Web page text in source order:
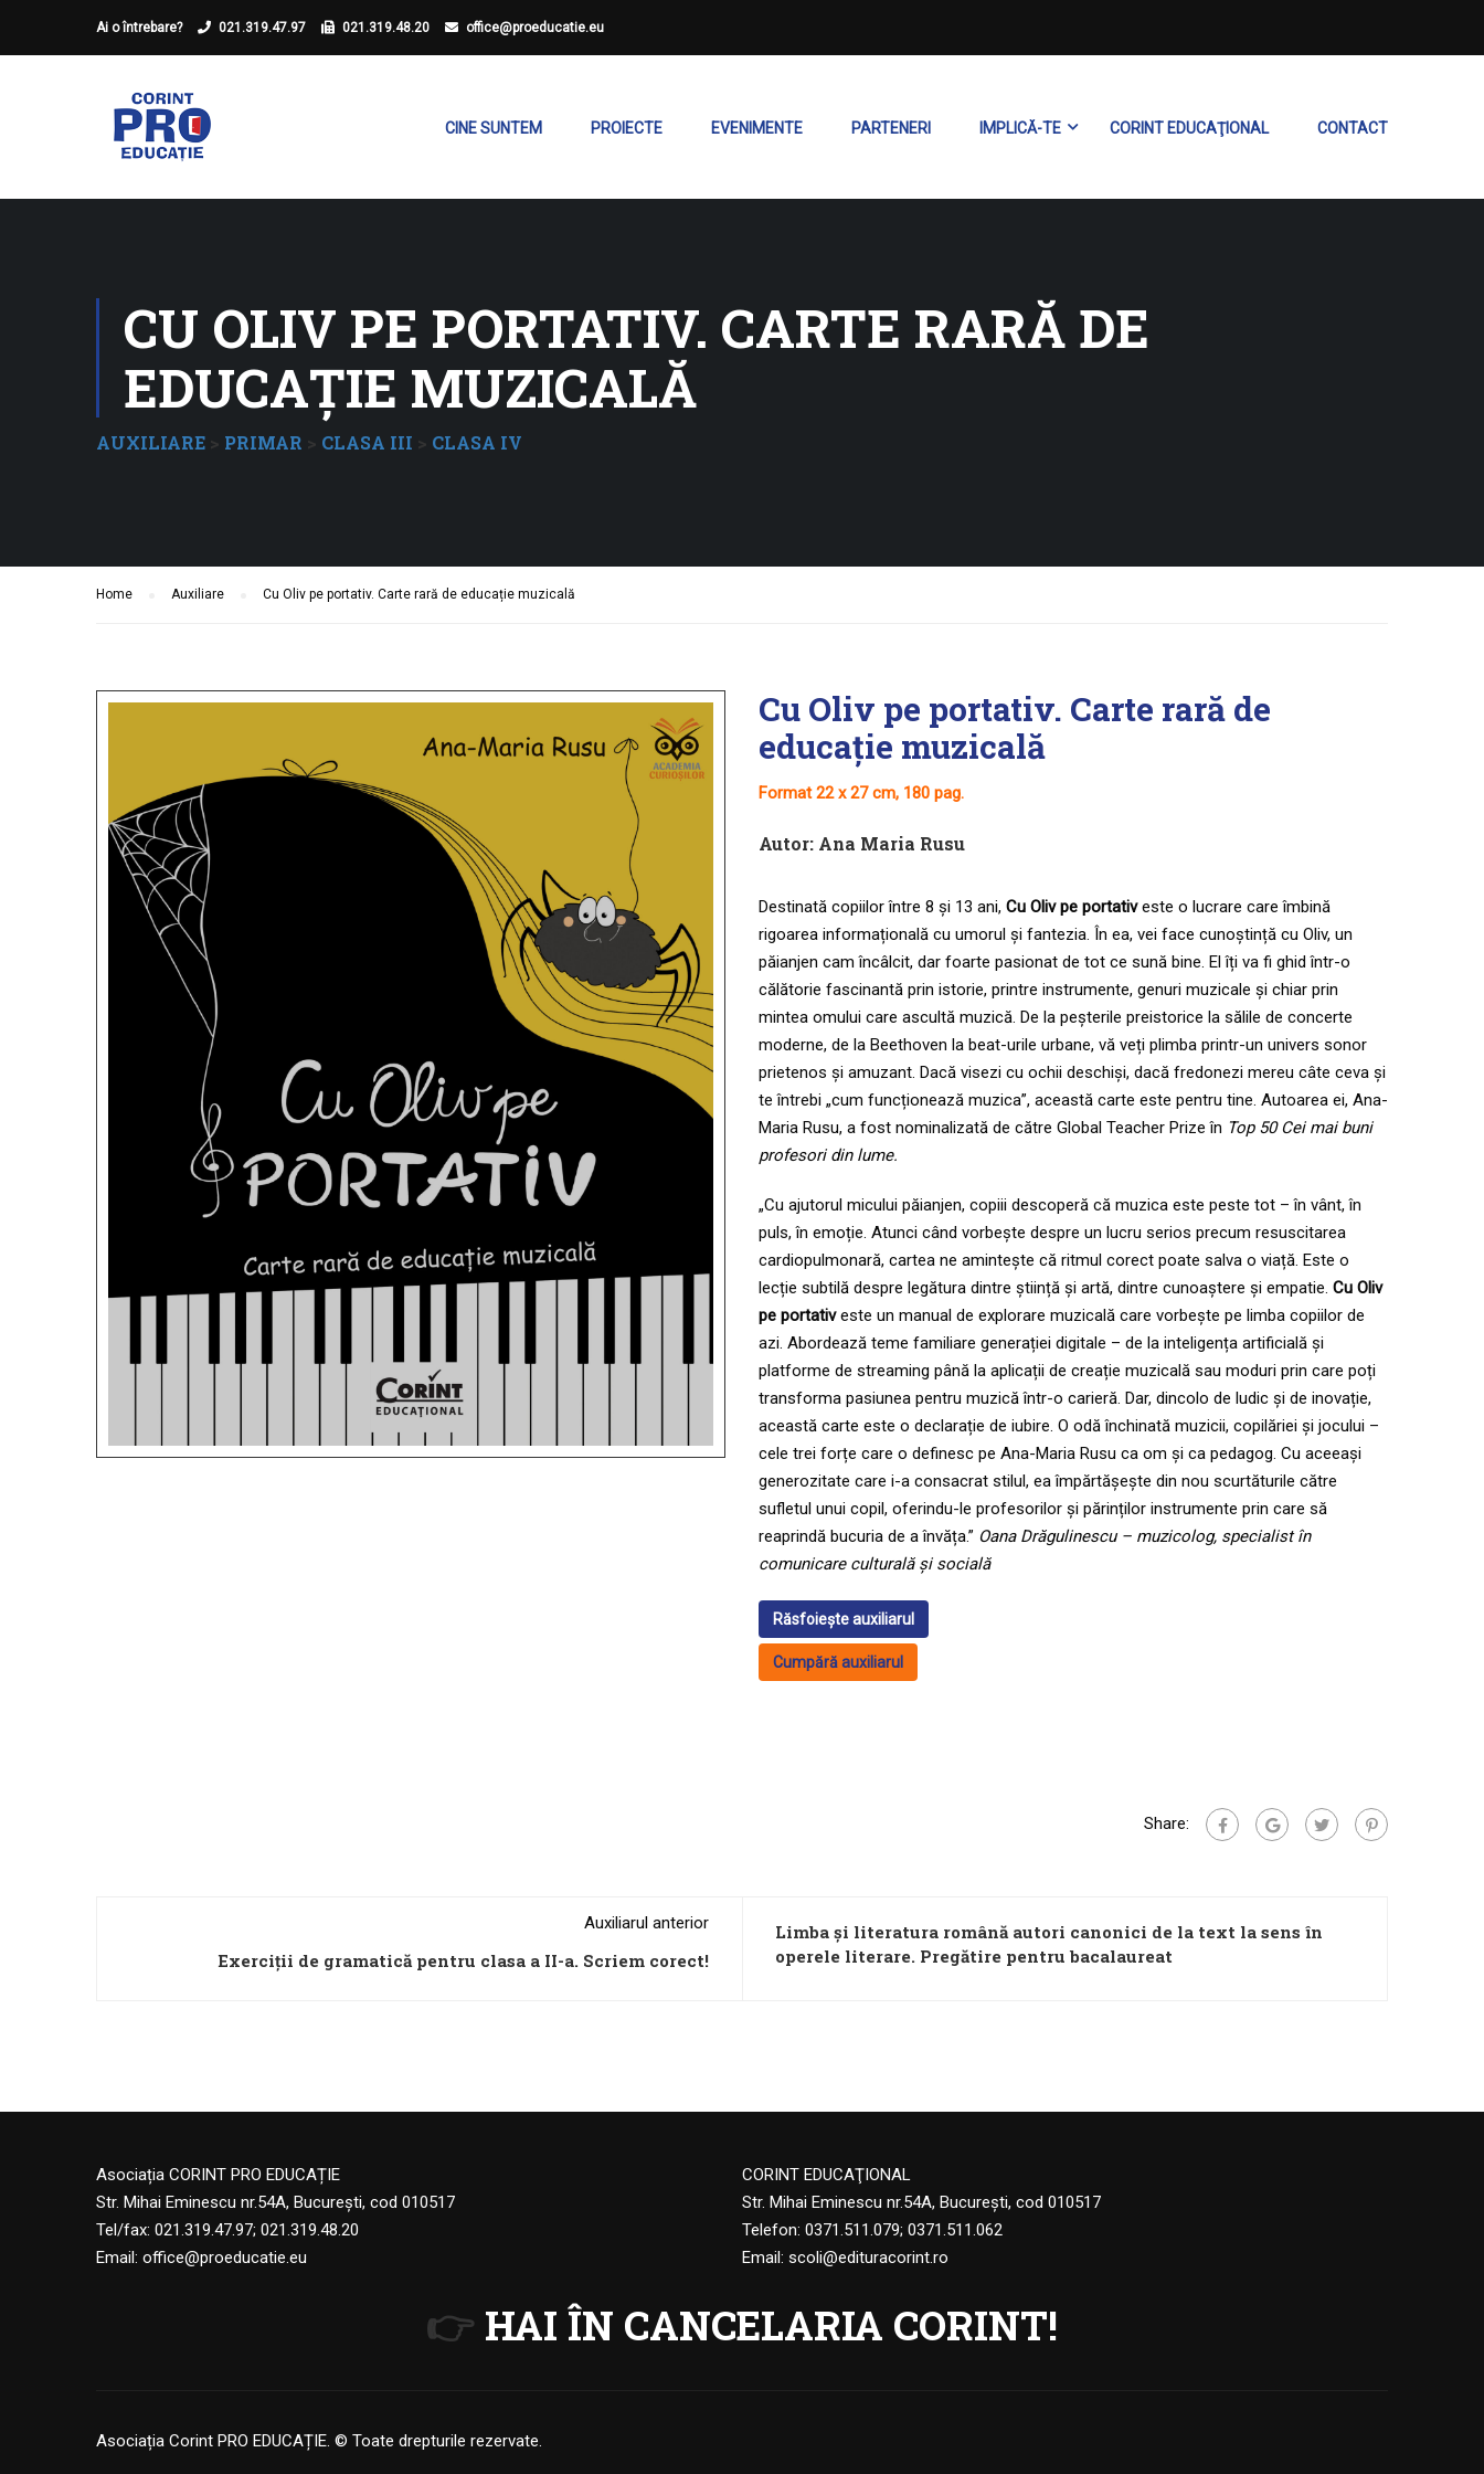
Ai o întrebare? 021.319.47.97 021.319.48.20 office@proeducatie.eu
CINE SUNTEM PROIECTE EVENIMENTE PARTENERI IMPLICĂ-TE CORINT EDUCAŢIONAL CONTACT
CU OLIV PE PORTATIV. CARTE RARĂ DE
EDUCAȚIE MUZICALĂ
AUXILIARE > PRIMAR > CLASA III > CLASA IV
Home Auxiliare Cu Oliv pe portativ. Carte rară de educație muzicală
Cu Oliv pe portativ. Carte rară de
educație muzicală
Format 22 x 27 cm, 180 pag.
Autor: Ana Maria Rusu
Destinată copiilor între 8 și 13 ani, Cu Oliv pe portativeste o lucrare care îmbină
rigoarea informațională cu umorul și fantezia. În ea, vei face cunoștință cu Oliv, un
păianjen cam încâlcit, dar foarte pasionat de tot ce sună bine. El îți va fi ghid într-o
călătorie fascinantă prin istorie, printre instrumente, genuri muzicale și chiar prin
mintea omului care ascultă muzică. De la peșterile preistorice la sălile de concerte
moderne, de la Beethoven la beat-urile urbane, vă veți plimba printr-un univers sonor
prietenos și amuzant. Dacă visezi cu ochii deschiși, dacă fredonezi mereu câte ceva și
te întrebi „cum funcționează muzica”, această carte este pentru tine. Autoarea ei, Ana-
Maria Rusu, a fost nominalizată de către Global Teacher Prize în Top 50 Cei mai buni
profesori din lume.
„Cu ajutorul micului păianjen, copiii descoperă că muzica este peste tot – în vânt, în
puls, în emoție. Atunci când vorbește despre un lucru serios precum resuscitarea
cardiopulmonară, cartea ne amintește că ritmul co­rect poate salva o viață. Este o
lecție subtilă despre legătura dintre știință și artă, dintre cunoaștere și empatie. Cu Oliv
pe portativeste un manual de explorare muzicală care vorbește pe limba copiilor de
azi. Abordează teme familiare generației digitale – de la inteligența artificială și
platforme de streaming până la aplicații de creație muzicală sau moduri prin care poți
transforma pasiunea pentru muzică într-o carieră. Dar, dincolo de ludic și de inovație,
această carte este o declarație de iubire. O odă închinată muzicii, copilăriei și jocului –
cele trei forțe care o definesc pe Ana-Maria Rusu ca om și ca pedagog. Cu aceeași
generozitate care i-a consacrat stilul, ea împărtășește din nou scurtăturile către
sufletul unui copil, oferindu-le profesorilor și părinților instrumente prin care să
reaprindă bucuria de a învăța.” Oana Drăgulinescu – muzicolog, specialist în
comunicare culturală și socială
Răsfoiește auxiliarul
Cumpără auxiliarul
Share:
Auxiliarul anterior
Exerciții de gramatică pentru clasa a II-a. Scriem corect!
Limba și literatura română autori canonici de la text la sens în
operele literare. Pregătire pentru bacalaureat
Asociația CORINT PRO EDUCAȚIE
Str. Mihai Eminescu nr.54A, București, cod 010517
Tel/fax: 021.319.47.97; 021.319.48.20
Email: office@proeducatie.eu
CORINT EDUCAŢIONAL
Str. Mihai Eminescu nr.54A, Bucureşti, cod 010517
Telefon: 0371.511.079; 0371.511.062
Email: scoli@edituracorint.ro
👉 HAI ÎN CANCELARIA CORINT!
Asociația Corint PRO EDUCAȚIE. © Toate drepturile rezervate.